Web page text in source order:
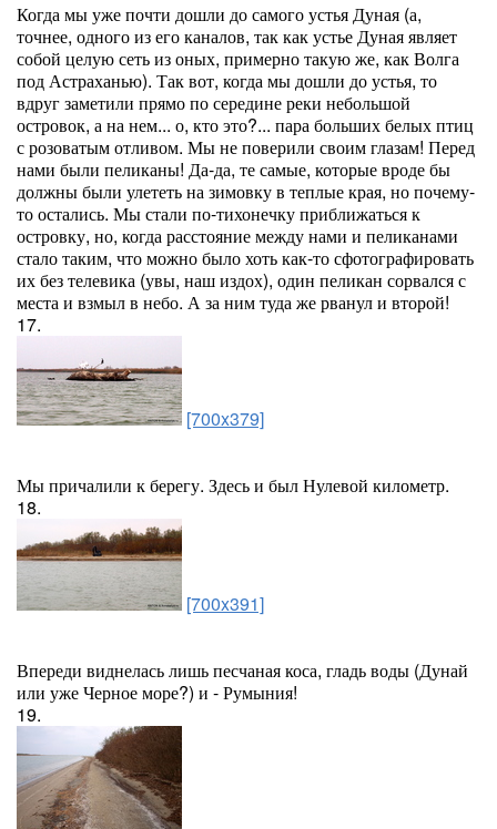
Когда мы уже почти дошли до самого устья Дуная (а,
точнее, одного из его каналов, так как устье Дуная являет
собой целую сеть из оных, примерно такую же, как Волга
под Астраханью). Так вот, когда мы дошли до устья, то
вдруг заметили прямо по середине реки небольшой
островок, а на нем... о, кто это?... пара больших белых птиц
с розоватым отливом. Мы не поверили своим глазам! Перед
нами были пеликаны! Да-да, те самые, которые вроде бы
должны были улететь на зимовку в теплые края, но почему-
то остались. Мы стали по-тихонечку приближаться к
островку, но, когда расстояние между нами и пеликанами
стало таким, что можно было хоть как-то сфотографировать
их без телевика (увы, наш издох), один пеликан сорвался с
места и взмыл в небо. А за ним туда же рванул и второй!
17.
[700x379]
Мы причалили к берегу. Здесь и был Нулевой километр.
18.
[700x391]
Впереди виднелась лишь песчаная коса, гладь воды (Дунай
или уже Черное море?) и - Румыния!
19.